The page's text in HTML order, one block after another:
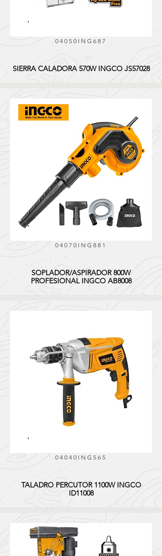
04050ING687
SIERRA CALADORA 570W INGCO JS57028
04070ING881
SOPLADOR/ASPIRADOR 800W
PROFESIONAL INGCO AB8008
04040ING565
TALADRO PERCUTOR 1100W INGCO
ID11008